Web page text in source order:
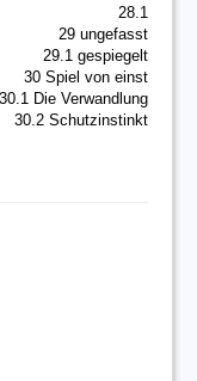
28.1
29 ungefasst
29.1 gespiegelt
30 Spiel von einst
30.1 Die Verwandlung
30.2 Schutzinstinkt